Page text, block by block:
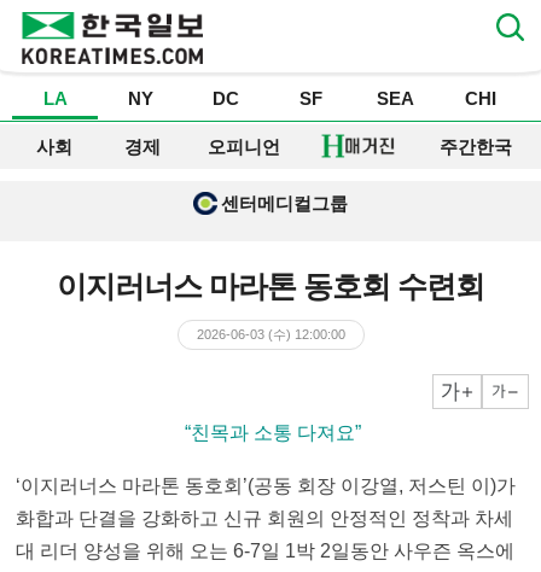
LA NY DC SF SEA CHI
사회 경제 오피니언 주간한국
센터메디컬그룹
이지러너스 마라톤 동호회 수련회
2026-06-03 (수) 12:00:00
▶ “친목과 소통 다져요”
‘이지러너스 마라톤 동호회’(공동 회장 이강열, 저스틴 이)가
화합과 단결을 강화하고 신규 회원의 안정적인 정착과 차세
대 리더 양성을 위해 오는 6-7일 1박 2일동안 사우즌 옥스에